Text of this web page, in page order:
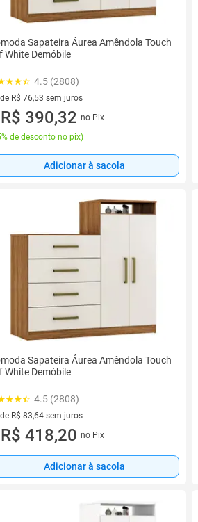
Sapateira Áurea Amêndola Touch
White Demóbile
4.5 (2808)
R$ 76,53 sem juros
de R$ 76,53 sem juros
R$ 390,32 no Pix
de desconto no pix)
Adicionar à sacola
Sapateira Áurea Amêndola Touch
White Demóbile
4.5 (2808)
R$ 83,64 sem juros
de R$ 83,64 sem juros
R$ 418,20 no Pix
Adicionar à sacola